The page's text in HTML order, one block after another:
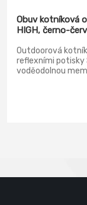
Obuv kotníková
HIGH, černo-
Outdoorová
reflexními potisky
voděodolnou